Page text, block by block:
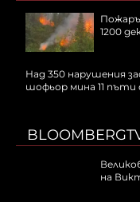
1200
Над 350 нарушения
шофьор мина 11
на